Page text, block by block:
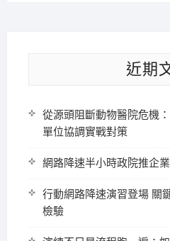
近期
從源頭阻斷動物醫院危機
單位協調實戰對策
網路降速半小時政院推企
行動網路降速演習登場 關
檢驗